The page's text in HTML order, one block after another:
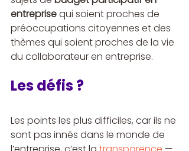
entreprise qui soient proches de
préoccupations citoyennes et des
thèmes qui soient proches de la vie
du collaborateur en entreprise.
Les défis ?
Les points les plus difficiles, car ils ne
sont pas innés dans le monde de